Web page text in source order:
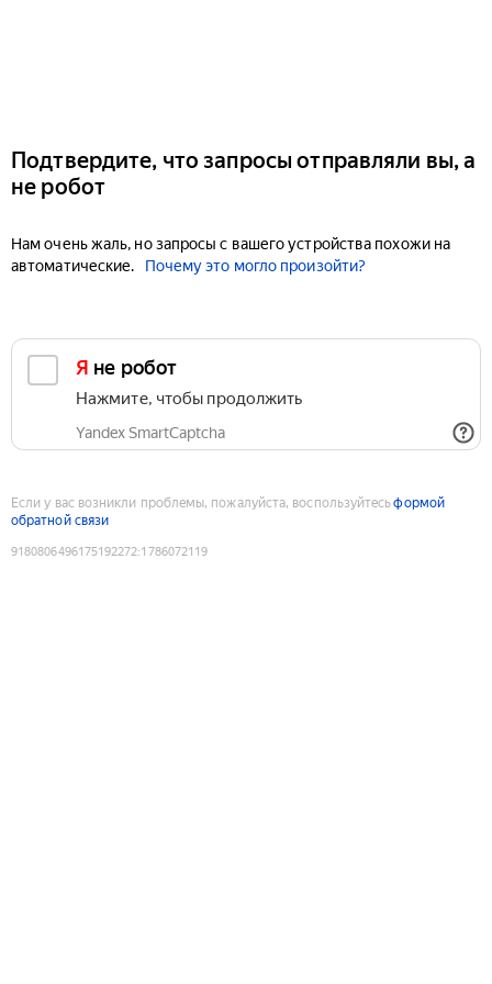
Подтвердите, что запросы отправляли вы, а
не робот
Нам очень жаль, но запросы с вашего устройства похожи на
автоматические.
Почему это могло произойти?
Я не робот
Нажмите, чтобы продолжить
Yandex SmartCaptcha
Если у вас возникли проблемы, пожалуйста, воспользуйтесьформой
обратной связи
9180806496175192272:1786072119